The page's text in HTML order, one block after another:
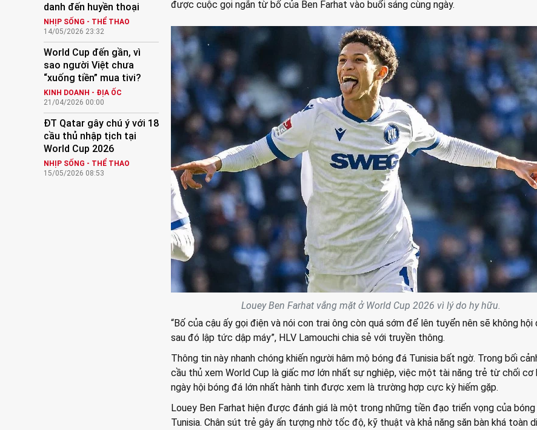
danh đến huyền thoại
NHỊP SỐNG - THỂ THAO
14/05/2026 23:32
World Cup đến gần, vì
sao người Việt chưa
“xuống tiền” mua tivi?
KINH DOANH - ĐỊA ỐC
21/04/2026 00:00
ĐT Qatar gây chú ý với 18
cầu thủ nhập tịch tại
World Cup 2026
NHỊP SỐNG - THỂ THAO
15/05/2026 08:53
được cuộc gọi ngắn từ bố của Ben Farhat vào buổi sáng cùng ngày.
Louey Ben Farhat vắng mặt ở World Cup 2026 vì lý do hy hữu.
“Bố của cậu ấy gọi điện và nói con trai ông còn quá sớm để lên tuyển nên sẽ không hội
sau đó lập tức dập máy”, HLV Lamouchi chia sẻ với truyền thông.
Thông tin này nhanh chóng khiến người hâm mộ bóng đá Tunisia bất ngờ. Trong bối
cầu thủ xem World Cup là giấc mơ lớn nhất sự nghiệp, việc một tài năng trẻ từ chối cơ
ngày hội bóng đá lớn nhất hành tinh được xem là trường hợp cực kỳ hiếm gặp.
Louey Ben Farhat hiện được đánh giá là một trong những tiền đạo triển vọng của
Tunisia. Chân sút trẻ gây ấn tượng nhờ tốc độ, kỹ thuật và khả năng săn bàn khá toàn